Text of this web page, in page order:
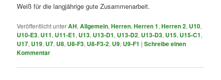
Weiß für die langjährige gute Zusammenarbeit.
Veröffentlicht unterAH,Allgemein,Herren,Herren 1,Herren 2, U10,
U10-E3, U11, U11-E1, U13, U13-D1, U13-D2, U13-D3, U15, U15-C1,
U17, U19, U7, U8, U8-F3, U8-F3-2, U9, U9-F1 |Schreibe einen
Kommentar